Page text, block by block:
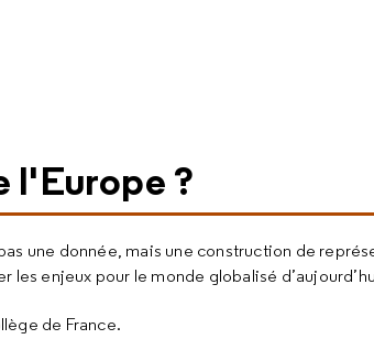
l'Europe ?
une donnée, mais une construction de
enjeux pour le monde globalisé
de France.